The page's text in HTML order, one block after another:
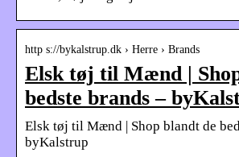
http s://bykalstrup.dk › Herre › Brands
Elsk tøj til Mænd |
bedste brands –
Elsk tøj til Mænd | Shop blandt de
byKalstrup